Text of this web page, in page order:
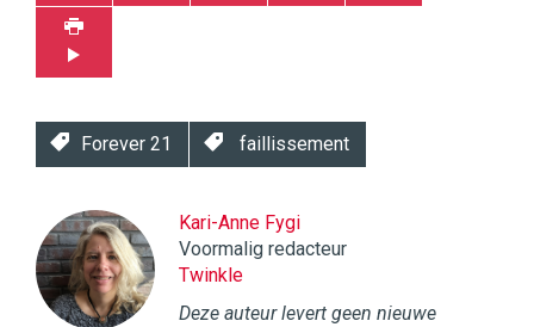
Forever 21 faillissement
Kari-Anne Fygi
Voormalig redacteur
Twinkle
Deze auteur levert geen nieuwe